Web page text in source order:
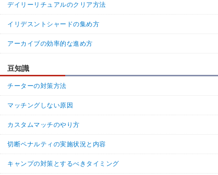
デイリーリチュアルのクリア方法
イリデスントシャードの集め方
アーカイブの効率的な進め方
豆知識
チーターの対策方法
マッチングしない原因
カスタムマッチのやり方
切断ペナルティの実施状況と内容
キャンプの対策とするべきタイミング